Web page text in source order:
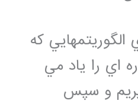
كه
اي را ياد مي
و سپس